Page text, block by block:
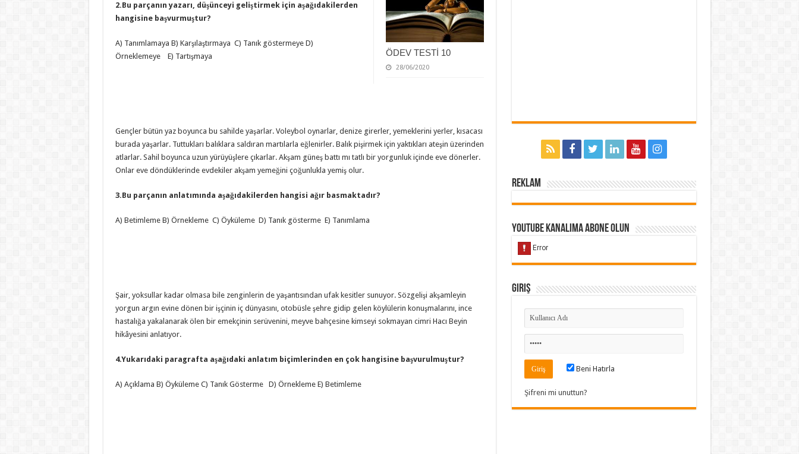
ÖDEV TESTİ 10
28/06/2020
2.Bu parçanın yazarı, düşünceyi geliştirmek için aşağıdakilerden
hangisine başvurmuştur?
A) Tanımlamaya B) Karşılaştırmaya C) Tanık göstermeye D)
Örneklemeye E) Tartışmaya
Gençler bütün yaz boyunca bu sahilde yaşarlar. Voleybol oynarlar, denize girerler, yemeklerini yerler, kısacası
burada yaşarlar. Tuttukları balıklara saldıran martılarla eğlenirler. Balık pişirmek için yaktıkları ateşin üzerinden
atlarlar. Sahil boyunca uzun yürüyüşlere çıkarlar. Akşam güneş battı mı tatlı bir yorgunluk içinde eve dönerler.
Onlar eve döndüklerinde evdekiler akşam yemeğini çoğunlukla yemiş olur.
3.Bu parçanın anlatımında aşağıdakilerden hangisi ağır basmaktadır?
A) Betimleme B) Örnekleme C) Öyküleme D) Tanık gösterme E) Tanımlama
Şair, yoksullar kadar olmasa bile zenginlerin de yaşantısından ufak kesitler sunuyor. Sözgelişi akşamleyin
yorgun argın evine dönen bir işçinin iç dünyasını, otobüsle şehre gidip gelen köylülerin konuşmalarını, ince
hastalığa yakalanarak ölen bir emekçinin serüvenini, meyve bahçesine kimseyi sokmayan cimri Hacı Beyin
hikâyesini anlatıyor.
4.Yukarıdaki paragrafta aşağıdaki anlatım biçimlerinden en çok hangisine başvurulmuştur?
A) Açıklama B) Öyküleme C) Tanık Gösterme D) Örnekleme E) Betimleme
Reklam
Youtube Kanalıma Abone Olun
Giriş
Beni Hatırla
Şifreni mi unuttun?